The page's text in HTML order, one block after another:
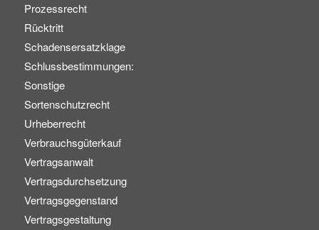
Prozessrecht
Rücktritt
Schadensersatzklage
Schlussbestimmungen:
Sonstige
Sortenschutzrecht
Urheberrecht
Verbrauchsgüterkauf
Vertragsanwalt
Vertragsdurchsetzung
Vertragsgegenstand
Vertragsgestaltung